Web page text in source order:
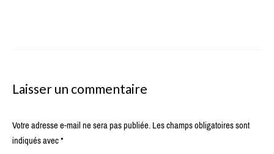
Laisser un commentaire
Votre adresse e-mail ne sera pas publiée.Les champs obligatoires sont
indiqués avec*